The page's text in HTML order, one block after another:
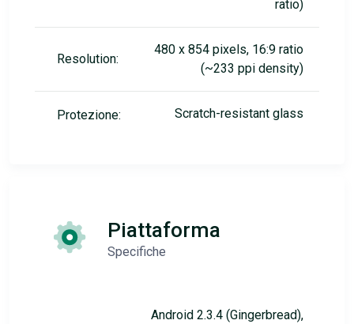
ratio)
Resolution:
480 x 854 pixels, 16:9 ratio
(~233 ppi density)
Protezione: Scratch-resistant glass
Piattaforma
Specifiche
Android 2.3.4 (Gingerbread),